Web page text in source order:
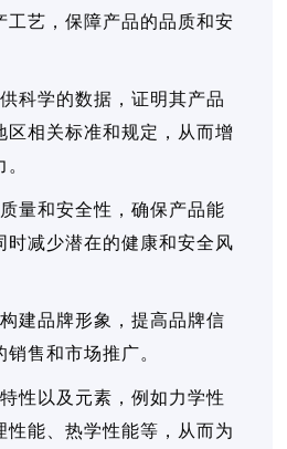
工艺，保障产品的品质和安
科学的数据，证明其产品
区相关标准和规定，从而增
量和安全性，确保产品能
时减少潜在的健康和安全风
建品牌形象，提高品牌信
售和市场推广。
性以及元素，例如力学性
性能、热学性能等，从而为